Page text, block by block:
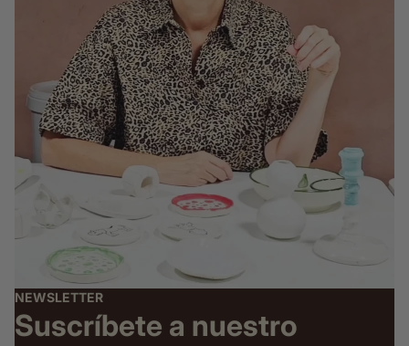
NEWSLETTER
Suscríbete a nuestro